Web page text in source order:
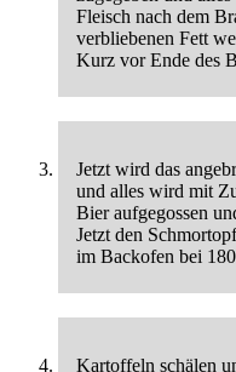
Fleisch nach dem
verbliebenen Fett
Kurz vor Ende des
Jetzt wird das
und alles wird mit
Bier aufgegossen
Jetzt den
im Backofen bei
Kartoffeln schälen